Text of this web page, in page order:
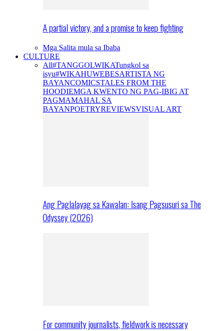
A partial victory, and a promise to keep fighting
Mga Salita mula sa Ibaba
CULTURE
All#TANGGOLWIKATungkol sa
isyu#WIKAHUWEBESARTISTA NG
BAYANCOMICSTALES FROM THE
HOODIEMGA KWENTO NG PAG-IBIG AT
PAGMAMAHAL SA
BAYANPOETRYREVIEWSVISUAL ART
Ang Paglalayag sa Kawalan: Isang Pagsusuri sa The
Odyssey (2026)
For community journalists, fieldwork is necessary